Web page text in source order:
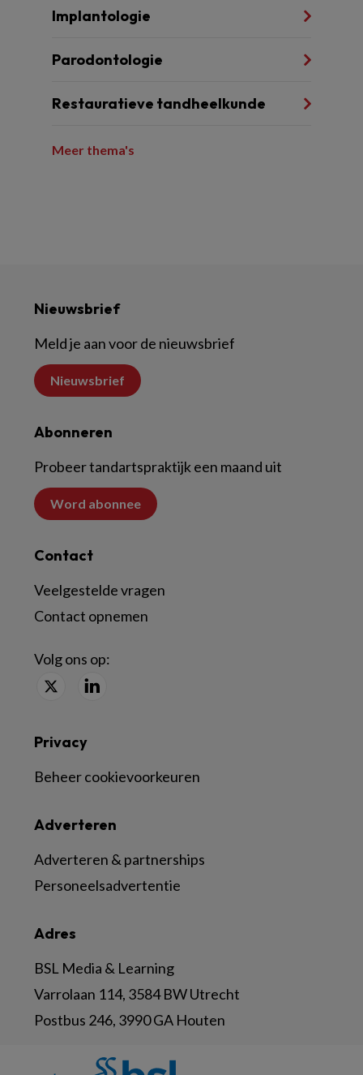
Implantologie
Parodontologie
Restauratieve tandheelkunde
Meer thema's
Nieuwsbrief
Meld je aan voor de nieuwsbrief
Nieuwsbrief
Abonneren
Probeer tandartspraktijk een maand uit
Word abonnee
Contact
Veelgestelde vragen
Contact opnemen
Volg ons op:
Adres
BSL Media & Learning
Varrolaan 114, 3584 BW Utrecht
Postbus 246, 3990 GA Houten
Adverteren
Adverteren & partnerships
Personeelsadvertentie
Privacy
Beheer cookievoorkeuren